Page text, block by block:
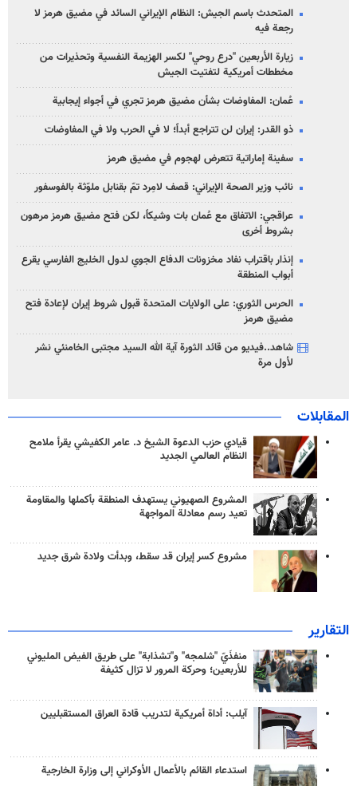
المتحدث باسم الجيش: النظام الإيراني السائد في مضيق هرمز لا
رجعة فيه
زيارة الأربعين "درع روحي" لكسر الهزيمة النفسية وتحذيرات من
مخططات أمريكية لتفتيت الجيش
عُمان: المفاوضات بشأن مضيق هرمز تجري في أجواء إيجابية
ذو القدر: إيران لن تتراجع أبداً؛ لا في الحرب ولا في المفاوضات
سفينة إماراتية تتعرض لهجوم في مضيق هرمز
نائب وزير الصحة الإيراني: قصف لامِرد تمّ بقنابل ملوّثة بالفوسفور
عراقجي: الاتفاق مع عُمان بات وشيكاً، لكن فتح مضيق هرمز مرهون
بشروط أخرى
إنذار باقتراب نفاد مخزونات الدفاع الجوي لدول الخليج الفارسي يقرع
أبواب المنطقة
الحرس الثوري: على الولايات المتحدة قبول شروط إيران لإعادة فتح
مضيق هرمز
شاهد..فيديو من قائد الثورة آية الله السيد مجتبى الخامنئي نشر
لأول مرة
المقابلات
قيادي حزب الدعوة الشيخ د. عامر الكفيشي يقرأ ملامح
النظام العالمي الجديد
المشروع الصهيوني يستهدف المنطقة بأكملها والمقاومة
تعيد رسم معادلة المواجهة
مشروع كسر إيران قد سقط، وبدأت ولادة شرق جديد
التقارير
منفذَيّ "شلمجه" و"تشذابة" على طريق الفيض المليوني
للأربعين؛ وحركة المرور لا تزال كثيفة
آيلب: أداة أمريكية لتدريب قادة العراق المستقبليين
استدعاء القائم بالأعمال الأوكراني إلى وزارة الخارجية